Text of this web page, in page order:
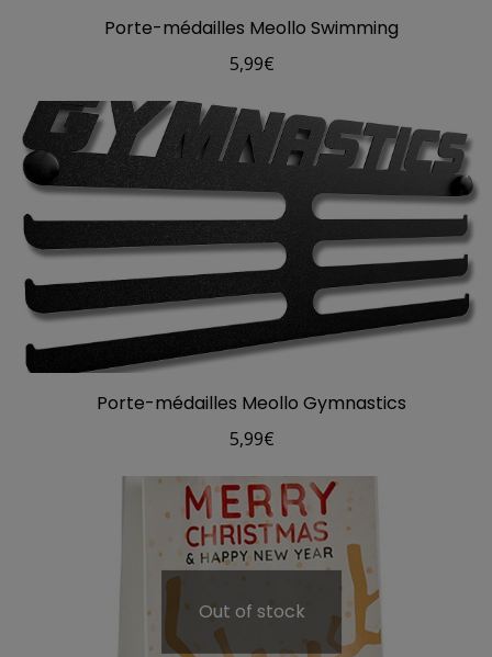
Porte-médailles Meollo Swimming
5,99€
Porte-médailles Meollo Gymnastics
5,99€
Out of stock